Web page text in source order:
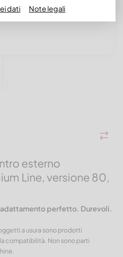
esterno
Line, versione 80,
adattamento perfetto. Durevoli.
a usura sono prodotti
compatibilità. Non sono parti
dati Note legali